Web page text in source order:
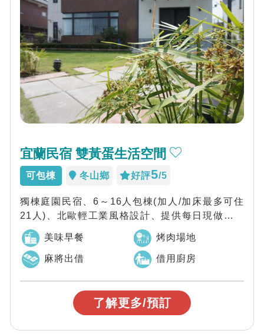
宜蘭民宿 雙黃蛋生活空間
可包棟 冬山鄉 好評5/5
獨棟庭園民宿、6～16人包棟(加人/加床最多可住
21人)、北歐輕工業風格設計、提供每日現做早餐
及開心小農場(無毒自耕菜園)、近冬山...
美味早餐 烤肉場地
麻將出借 借用廚房
了解更多/預訂